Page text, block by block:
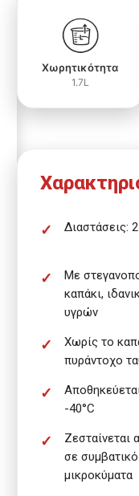
Χωρητικότητα
1.7L
Διαστάσεις:
Με
καπάκι,
υγρών
Χωρίς το
πυράντοχο
-40°C
Ζεσταίνεται
σε
μικροκύματα